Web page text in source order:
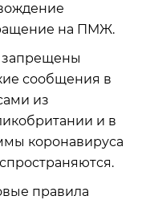
на ПМЖ.
запрещены
сообщения в
из
и в
коронавируса
правила